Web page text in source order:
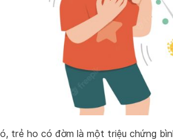
trẻ ho có đờm là một triệu chứng